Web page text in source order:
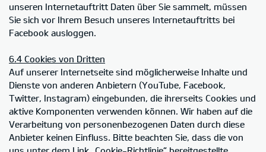
unseren Internetauftritt Daten über Sie sammelt, müssen
Sie sich vor Ihrem Besuch unseres Internetauftritts bei
Facebook ausloggen.
6.4 Cookies von Dritten
Auf unserer Internetseite sind möglicherweise Inhalte und
Dienste von anderen Anbietern (YouTube, Facebook,
Twitter, Instagram) eingebunden, die ihrerseits Cookies und
aktive Komponenten verwenden können. Wir haben auf die
Verarbeitung von personenbezogenen Daten durch diese
Anbieter keinen Einfluss. Bitte beachten Sie, dass die von